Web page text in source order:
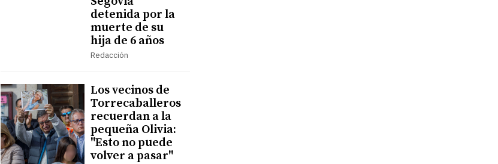
detenida por la
muerte de su
hija de 6 años
Redacción
Los vecinos de
Torrecaballeros
recuerdan a la
pequeña Olivia:
"Esto no puede
volver a pasar"